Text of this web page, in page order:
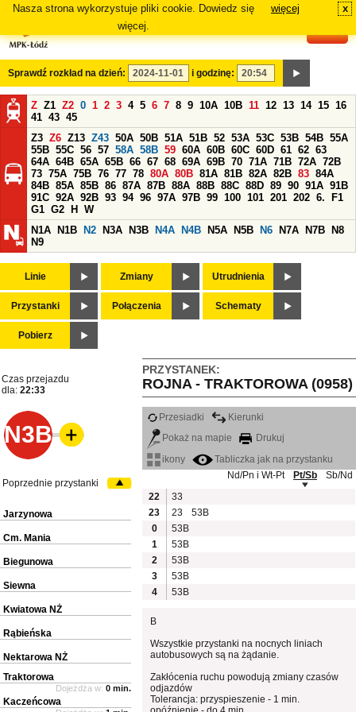
Nasza strona wykorzystuje pliki cookie. Dowiedz się
więcej.
więcej x
Sprawdź rozkład na dzień: i godzinę:
Z Z1 Z2 0 1 2 3 4 5 6 7 8 9 10A 10B 11 12 13 14 15 16
41 43 45
Z3 Z6 Z13 Z43 50A 50B 51A 51B 52 53A 53C 53B 54B 55A
55B 55C 56 57 58A 58B 59 60A 60B 60C 60D 61 62 63
64A 64B 65A 65B 66 67 68 69A 69B 70 71A 71B 72A 72B
73 75A 75B 76 77 78 80A 80B 81A 81B 82A 82B 83 84A
84B 85A 85B 86 87A 87B 88A 88B 88C 88D 89 90 91A 91B
91C 92A 92B 93 94 96 97A 97B 99 100 101 201 202 6.
F1
G1 G2 H
W
N1A
N1B N2 N3A N3B N4A N4B N5A N5B N6 N7A N7B
N8
N9
Linie Zmiany Utrudnienia
Przystanki Połączenia Schematy
Pobierz
PRZYSTANEK:
ROJNA - TRAKTOROWA (0958)
Czas przejazdu
dla: 22:33
N3B
Przesiadki
Kierunki
Pokaż na mapie
Drukuj
ikony
Tabliczka jak na przystanku
Nd/Pn i Wt-Pt
Pt/Sb
Sb/Nd
22
33
23
23
53B
0
53B
1
53B
2
53B
3
53B
4
53B
B
Wszystkie przystanki na nocnych liniach
autobusowych są na żądanie.
Zakłócenia ruchu powodują zmiany czasów
odjazdów
Tolerancja: przyspieszenie - 1 min.
Poprzednie przystanki
Jarzynowa
Cm. Mania
Biegunowa
Siewna
Kwiatowa NŻ
Rąbieńska
Nektarowa NŻ
Traktorowa
Dojeżdża w: 0 min.
Kaczeńcowa